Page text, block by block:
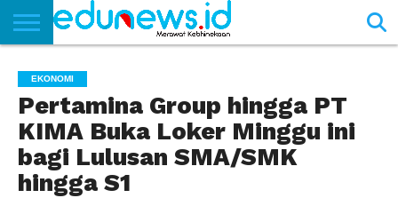
NEWS
EDUNEWS
LITERASI
PUSTAKA
SOSOK
TEKNO
KHASANAH
SASTRA
EKONOMI
Pertamina Group hingga PT
KIMA Buka Loker Minggu ini
bagi Lulusan SMA/SMK
hingga S1